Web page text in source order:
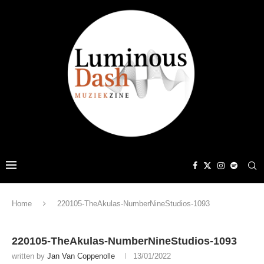
Home 220105-TheAkulas-NumberNineStudios-1093
220105-TheAkulas-NumberNineStudios-1093
written by Jan Van Coppenolle 13/01/2022